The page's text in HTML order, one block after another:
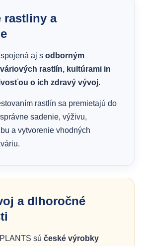
rastliny a
aj s odborným
rastlín, kultúrami in
o ich zdravý vývoj.
rastlín sa premietajú do
sadenie, výživu,
a vytvorenie vhodných
a dlhoročné
sú české výrobky